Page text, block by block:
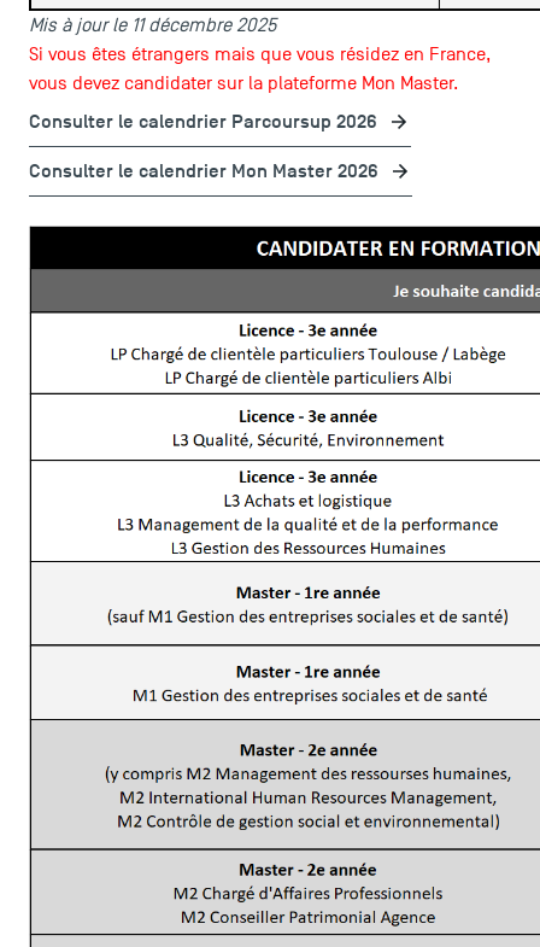
ACCÈS DIRECTS
Actualités
Agenda
Recrutement
Brochures
Contact
Plans et accès à TSM
Mis à jour le 11 décembre 2025
Si vous êtes étrangers mais que vous résidez en France,
vous devez candidater sur la plateforme Mon Master.
Consulter le calendrier Parcoursup 2026
Consulter le calendrier Mon Master 2026